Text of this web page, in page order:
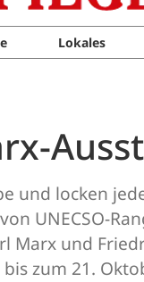
Lokales
und locken
UNECSO-
Marx und
zum 21.